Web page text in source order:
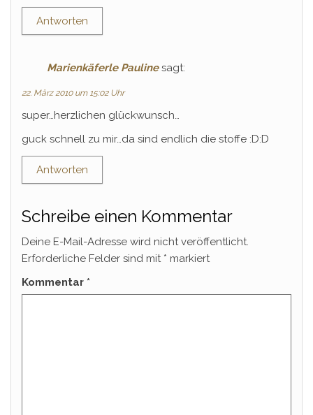
Antworten
Marienkäferle Pauline sagt:
22. März 2010 um 15:02 Uhr
super…herzlichen glückwunsch…
guck schnell zu mir…da sind endlich die stoffe :D:D
Antworten
Schreibe einen Kommentar
Deine E-Mail-Adresse wird nicht veröffentlicht.
Erforderliche Felder sind mit * markiert
Kommentar *